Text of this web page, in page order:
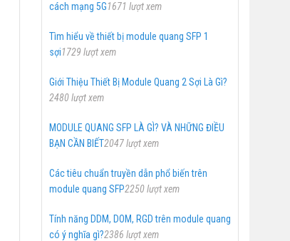
cách mạng 5G1671 lượt xem
Tìm hiểu về thiết bị module quang SFP 1
sợi1729 lượt xem
Giới Thiệu Thiết Bị Module Quang 2 Sợi Là Gì?
2480 lượt xem
MODULE QUANG SFP LÀ GÌ? VÀ NHỮNG ĐIỀU
BẠN CẦN BIẾT2047 lượt xem
Các tiêu chuẩn truyền dẫn phổ biến trên
module quang SFP2250 lượt xem
Tính năng DDM, DOM, RGD trên module quang
có ý nghĩa gì?2386 lượt xem